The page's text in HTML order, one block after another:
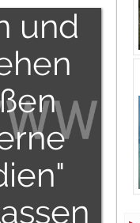
und